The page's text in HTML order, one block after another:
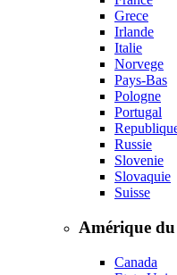
Grece
Irlande
Italie
Norvege
Pays-Bas
Pologne
Portugal
Russie
Slovenie
Slovaquie
Suisse
Amérique
Canada